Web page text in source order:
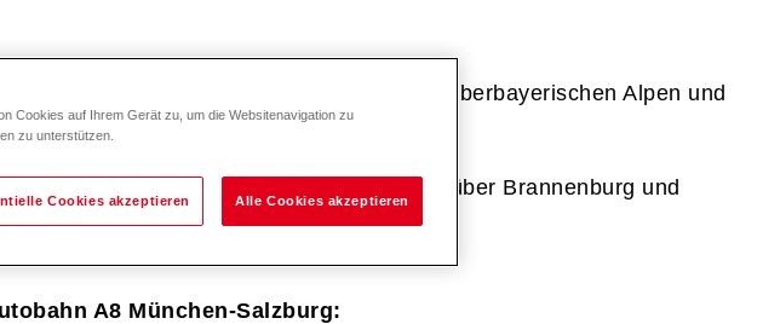
Skiparadies Sudelfeld liegt mitten in den oberbayerischen Alpen und
von zwei Seiten gut erreichbar.
Westen über Bayrischzell und von Osten über Brannenburg und
A8 München-Salzburg:
Cookies auf Ihrem Gerät zu, um die Websitenavigation zu
zu unterstützen.
Cookies akzeptieren Alle Cookies akzeptieren